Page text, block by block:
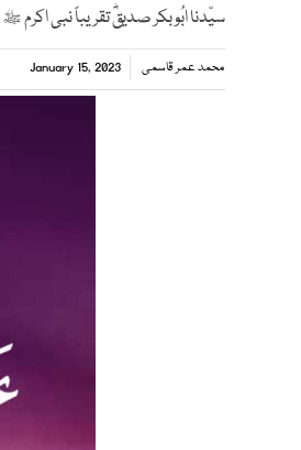
سیّدنا ابُوبکر صدیقؓ تقریباً نبی
محمد عمر قاسمی January 15, 2023